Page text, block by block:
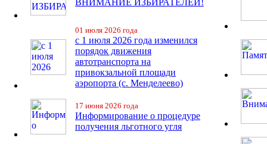
ВНИМАНИЕ ИЗБИРАТЕЛЕЙ!
01 июля 2026 года
с 1 июля 2026 года изменился
порядок движения
автотранспорта на
привокзальной площади
аэропорта (с. Менделеево)
17 июня 2026 года
Информирование о процедуре
получения льготного угля